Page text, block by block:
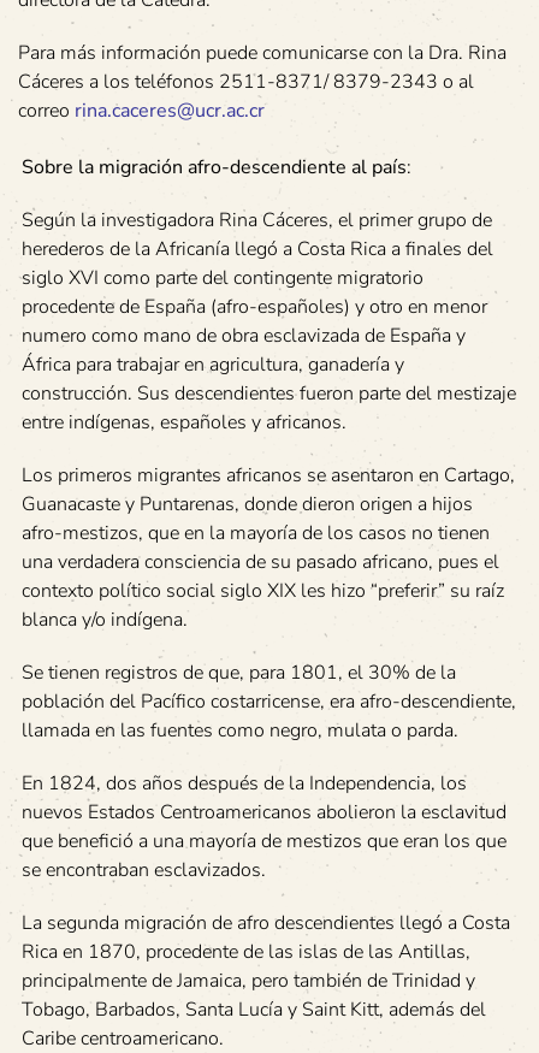
Para más información puede comunicarse con la Dra. Rina
Cáceres a los teléfonos 2511-8371/ 8379-2343 o al
correo rina.caceres@ucr.ac.cr
Sobre la migración afro-descendiente al país:
Según la investigadora Rina Cáceres, el primer grupo de
herederos de la Africanía llegó a Costa Rica a finales del
siglo XVI como parte del contingente migratorio
procedente de España (afro-españoles) y otro en menor
numero como mano de obra esclavizada de España y
África para trabajar en agricultura, ganadería y
construcción. Sus descendientes fueron parte del mestizaje
entre indígenas, españoles y africanos.
Los primeros migrantes africanos se asentaron en Cartago,
Guanacaste y Puntarenas, donde dieron origen a hijos
afro-mestizos, que en la mayoría de los casos no tienen
una verdadera consciencia de su pasado africano, pues el
contexto político social siglo XIX les hizo “preferir” su raíz
blanca y/o indígena.
Se tienen registros de que, para 1801, el 30% de la
población del Pacífico costarricense, era afro-descendiente,
llamada en las fuentes como negro, mulata o parda.
En 1824, dos años después de la Independencia, los
nuevos Estados Centroamericanos abolieron la esclavitud
que benefició a una mayoría de mestizos que eran los que
se encontraban esclavizados.
La segunda migración de afro descendientes llegó a Costa
Rica en 1870, procedente de las islas de las Antillas,
principalmente de Jamaica, pero también de Trinidad y
Tobago, Barbados, Santa Lucía y Saint Kitt, además del
Caribe centroamericano.